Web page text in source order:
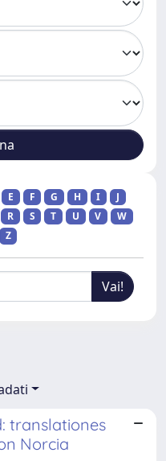
E F G H I
J
R S T U V
W
Z
translationes
Norcia